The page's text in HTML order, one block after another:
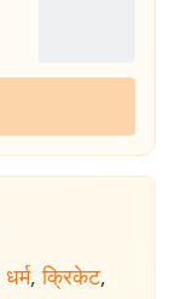
धर्म, क्रिकेट,